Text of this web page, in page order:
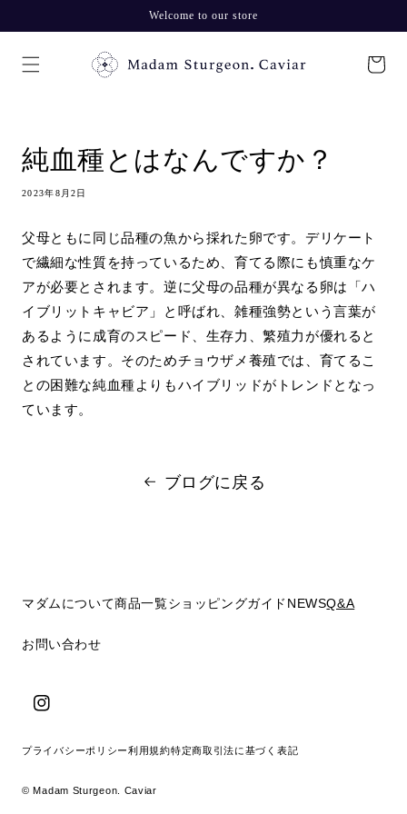
進む
Welcome to our store
ー
純血種とはなんですか？
2023年8月2日
父母ともに同じ品種の魚から採れた卵です。デリケート
で繊細な性質を持っているため、育てる際にも慎重なケ
アが必要とされます。逆に父母の品種が異なる卵は「ハ
イブリットキャビア」と呼ばれ、雑種強勢という言葉が
あるように成育のスピード、生存力、繁殖力が優れると
されています。そのためチョウザメ養殖では、育てるこ
との困難な純血種よりもハイブリッドがトレンドとなっ
ています。
ブログに戻る
マダムについて商品一覧ショッピングガイド NEWSQ&A
お問い合わせ
Instagram
プライバシーポリシー利用規約特定商取引法に基づく表記
©Madam Sturgeon. Caviar